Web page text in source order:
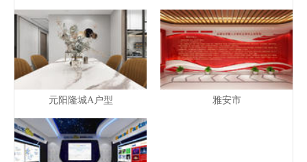
元阳隆城A户型 雅安市